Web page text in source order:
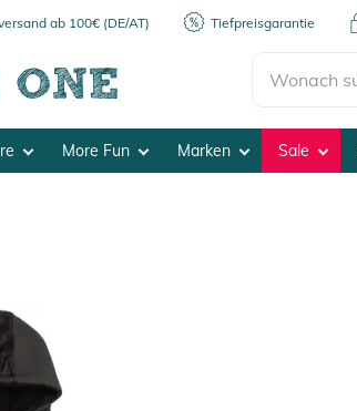
ab 100€ (DE/AT) Tiefpreisgarantie
More Fun Marken Sale